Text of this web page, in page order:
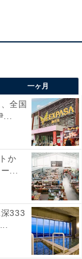
充電にも対応
強くバックア
らプロの現場
違う」「パワ
がっていま
声も。予備の
業を効率よく
うです。
一ヶ月
全国
か
...
333